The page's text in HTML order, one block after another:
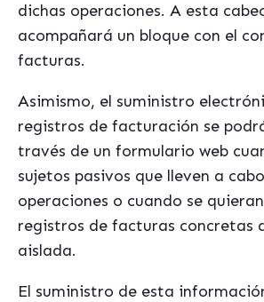
dichas operaciones. A esta
acompañará un bloque con el
facturas.
Asimismo, el suministro
registros de facturación se
través de un formulario web
sujetos pasivos que lleven a
operaciones o cuando se
registros de facturas concretas
aislada.
El suministro de esta